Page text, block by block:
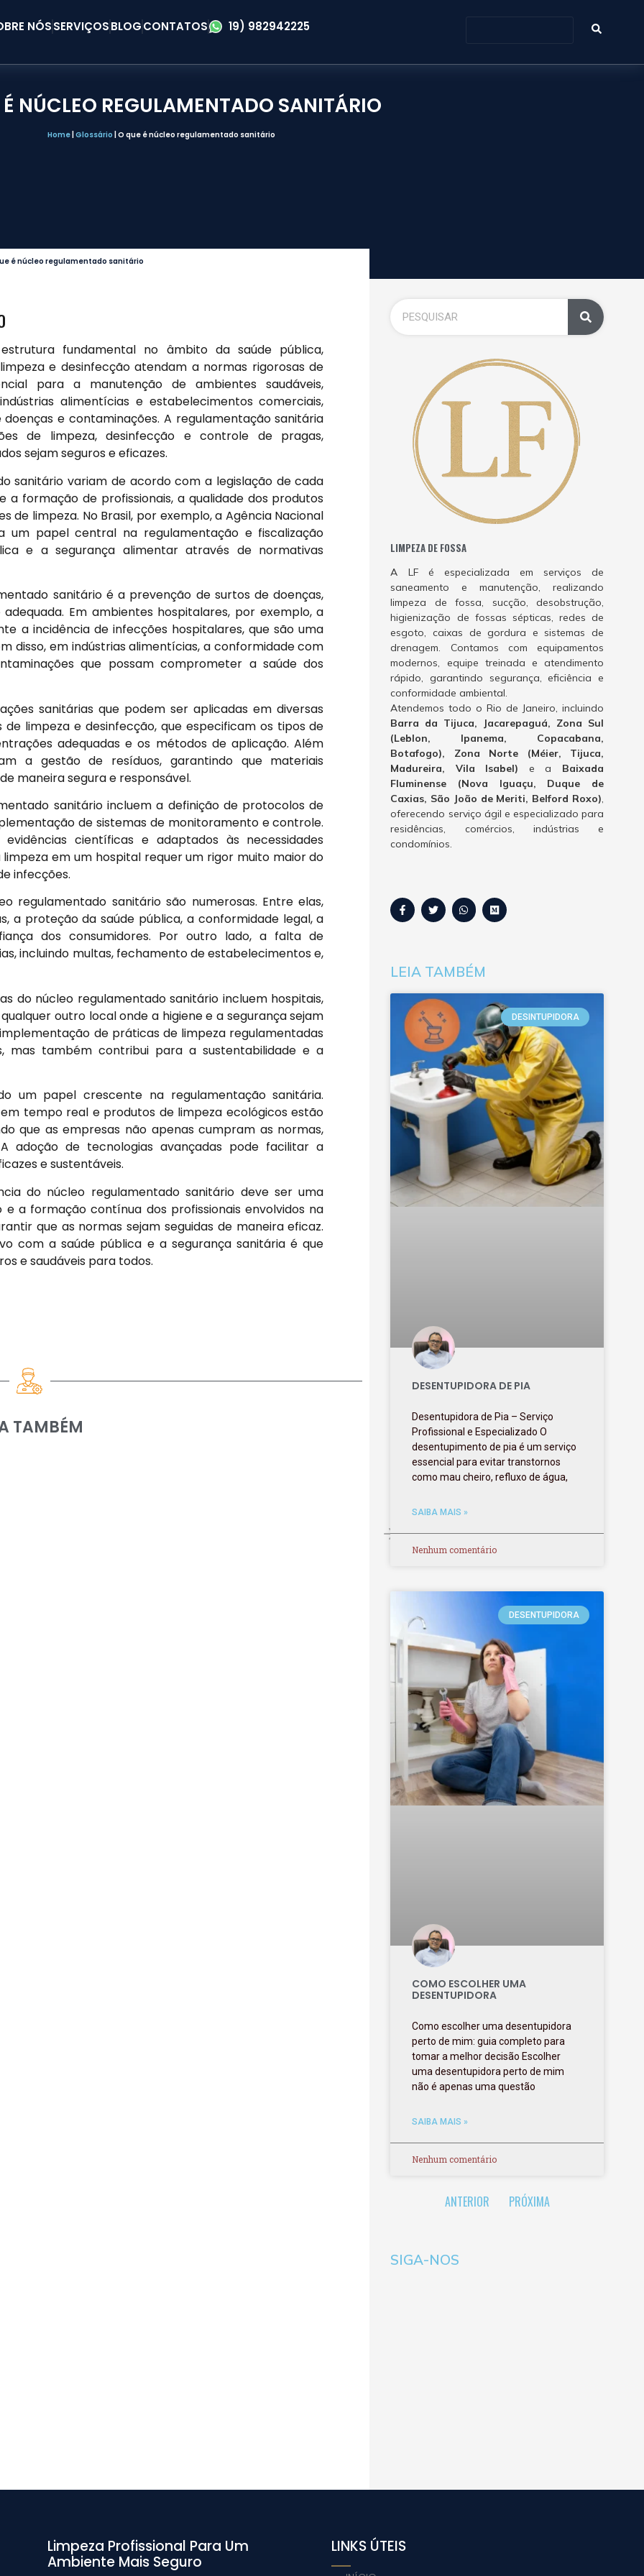
NÓSSERVIÇOSBLOGCONTATOS 19) 982942225
NÚCLEO REGULAMENTADO SANITÁRIO
Home| Glossário O que é núcleo regulamentado sanitário
é núcleo regulamentado sanitário
fundamental no âmbito da saúde pública,
e desinfecção atendam a normas rigorosas de
para a manutenção de ambientes saudáveis,
alimentícias e estabelecimentos comerciais,
e contaminações. A regulamentação sanitária
de limpeza, desinfecção e controle de pragas,
sejam seguros e eficazes.
sanitário variam de acordo com a legislação de cada
formação de profissionais, a qualidade dos produtos
de limpeza. No Brasil, por exemplo, a Agência Nacional
um papel central na regulamentação e fiscalização
e a segurança alimentar através de normativas
sanitário é a prevenção de surtos de doenças,
Em ambientes hospitalares, por exemplo, a
a incidência de infecções hospitalares, que são uma
disso, em indústrias alimentícias, a conformidade com
que possam comprometer a saúde dos
sanitárias que podem ser aplicadas em diversas
limpeza e desinfecção, que especificam os tipos de
adequadas e os métodos de aplicação. Além
a gestão de resíduos, garantindo que materiais
maneira segura e responsável.
sanitário incluem a definição de protocolos de
de sistemas de monitoramento e controle.
científicas e adaptados às necessidades
em um hospital requer um rigor muito maior do
infecções.
regulamentado sanitário são numerosas. Entre elas,
a proteção da saúde pública, a conformidade legal, a
dos consumidores. Por outro lado, a falta de
incluindo multas, fechamento de estabelecimentos e,
do núcleo regulamentado sanitário incluem hospitais,
outro local onde a higiene e a segurança sejam
de práticas de limpeza regulamentadas
mas também contribui para a sustentabilidade e a
um papel crescente na regulamentação sanitária.
tempo real e produtos de limpeza ecológicos estão
que as empresas não apenas cumpram as normas,
adoção de tecnologias avançadas pode facilitar a
e sustentáveis.
do núcleo regulamentado sanitário deve ser uma
a formação contínua dos profissionais envolvidos na
que as normas sejam seguidas de maneira eficaz.
com a saúde pública e a segurança sanitária é que
e saudáveis para todos.
TAMBÉM
LIMPEZA DE FOSSA
A LF é especializada em serviços de
saneamento e manutenção, realizando
limpeza de fossa, sucção, desobstrução,
higienização de fossas sépticas, redes de
esgoto, caixas de gordura e sistemas de
drenagem. Contamos com equipamentos
modernos, equipe treinada e atendimento
rápido, garantindo segurança, eficiência e
conformidade ambiental.
Atendemos todo o Rio de Janeiro, incluindo
Barra da Tijuca, Jacarepaguá, Zona Sul
(Leblon, Ipanema, Copacabana,
Botafogo), Zona Norte (Méier, Tijuca,
Madureira, Vila Isabel) e a Baixada
Fluminense (Nova Iguaçu, Duque de
Caxias, São João de Meriti, Belford Roxo),
oferecendo serviço ágil e especializado para
residências, comércios, indústrias e
condomínios.
LEIA TAMBÉM
DESINTUPIDORA
DESENTUPIDORA DE PIA
Desentupidora de Pia – Serviço
Profissional e Especializado O
desentupimento de pia é um serviço
essencial para evitar transtornos
como mau cheiro, refluxo de água,
SAIBA MAIS »
Nenhum comentário
DESENTUPIDORA
COMO ESCOLHER UMA
DESENTUPIDORA
Como escolher uma desentupidora
perto de mim: guia completo para
tomar a melhor decisão Escolher
uma desentupidora perto de mim
não é apenas uma questão
SAIBA MAIS »
Nenhum comentário
ANTERIOR PRÓXIMA
SIGA-NOS
Limpeza Profissional Para Um
Ambiente Mais Seguro
LINKS ÚTEIS